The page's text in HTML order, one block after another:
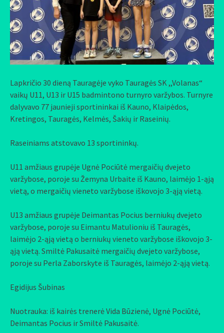
Lapkričio 30 dieną Tauragėje vyko Tauragės SK ,,Volanas“
vaikų U11, U13 ir U15 badmintono turnyro varžybos. Turnyre
dalyvavo 77 jaunieji sportininkai iš Kauno, Klaipėdos,
Kretingos, Tauragės, Kelmės, Šakių ir Raseinių.
Raseiniams atstovavo 13 sportininkų.
U11 amžiaus grupėje Ugnė Pociūtė mergaičių dvejeto
varžybose, poroje su Žemyna Urbaite iš Kauno, laimėjo 1-ąją
vietą, o mergaičių vieneto varžybose iškovojo 3-ąją vietą.
U13 amžiaus grupėje Deimantas Pocius berniukų dvejeto
varžybose, poroje su Eimantu Matulioniu iš Tauragės,
laimėjo 2-ąją vietą o berniukų vieneto varžybose iškovojo 3-
ąją vietą. Smiltė Pakusaitė mergaičių dvejeto varžybose,
poroje su Perla Zaborskyte iš Tauragės, laimėjo 2-ąją vietą.
Egidijus Šubinas
Nuotrauka: iš kairės trenerė Vida Būzienė, Ugnė Pociūtė,
Deimantas Pocius ir Smiltė Pakusaitė.